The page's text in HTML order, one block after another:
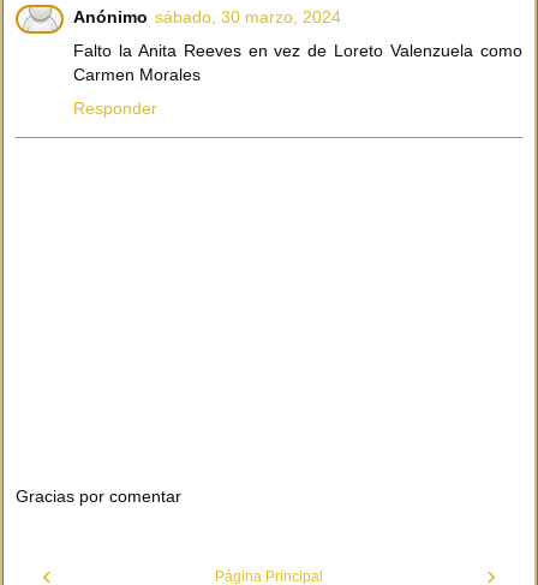
Anónimo sábado, 30 marzo, 2024
Falto la Anita Reeves en vez de Loreto Valenzuela como
Carmen Morales
Responder
Gracias por comentar
‹ ›
Página Principal